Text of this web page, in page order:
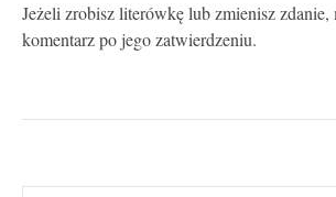
Jeżeli zrobisz literówkę lub zmienisz zdanie,
komentarz po jego zatwierdzeniu.